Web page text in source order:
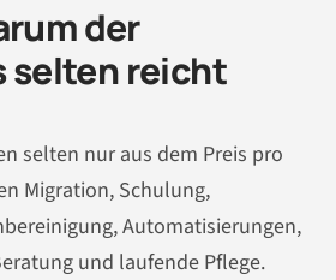
der
selten reicht
selten nur aus dem Preis pro
Migration, Schulung,
Automatisierungen,
und laufende Pflege.